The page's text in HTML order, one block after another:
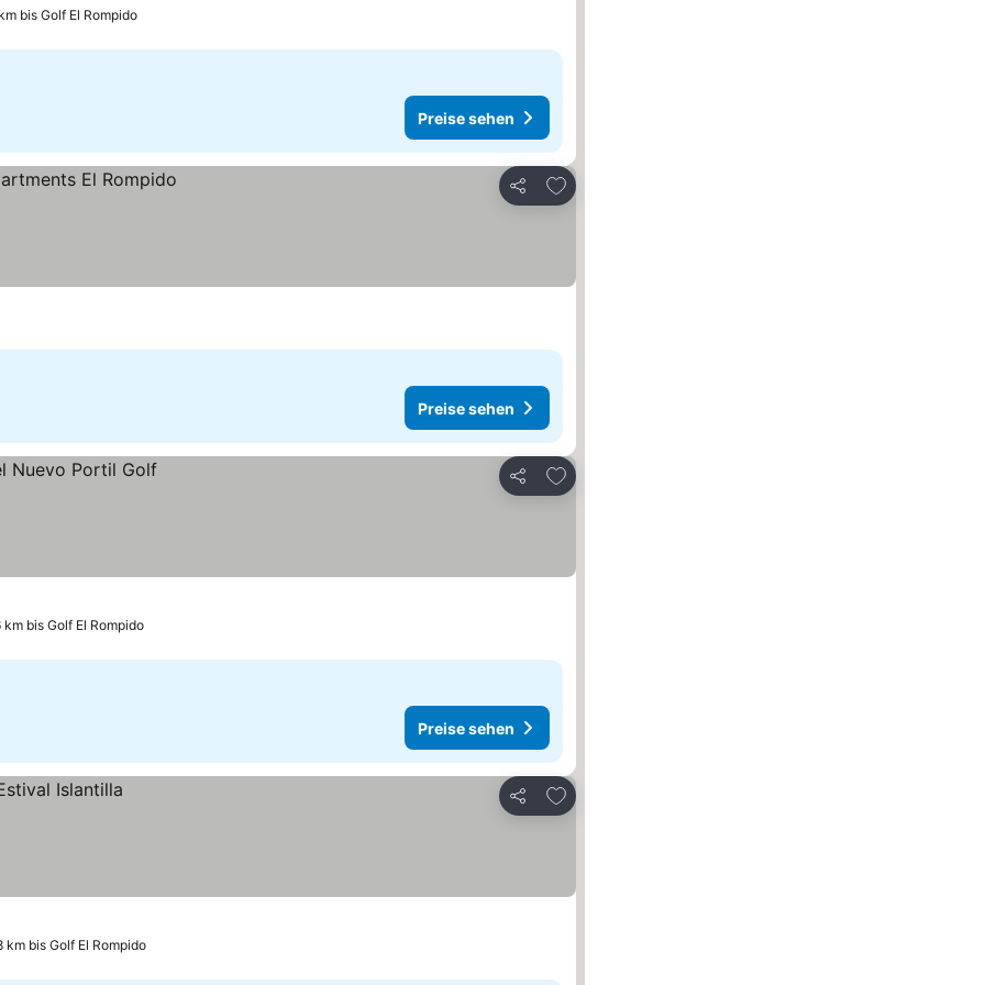
bis Golf El Rompido
Preise sehen
Teilen
Zu Favoriten hinzufügen
Preise sehen
Teilen
Zu Favoriten hinzufügen
km bis Golf El Rompido
Preise sehen
Teilen
Zu Favoriten hinzufügen
km bis Golf El Rompido